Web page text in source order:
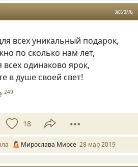
жизнь
всех уникальный подарок,
по сколько нам лет,
одинаково ярок,
в душе своей свет!
249
18
Мирослава Мирсе 28 мар 2019